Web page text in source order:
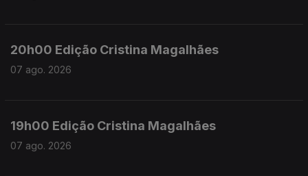
20h00 Edição Cristina Magalhães
07 ago. 2026
19h00 Edição Cristina Magalhães
07 ago. 2026